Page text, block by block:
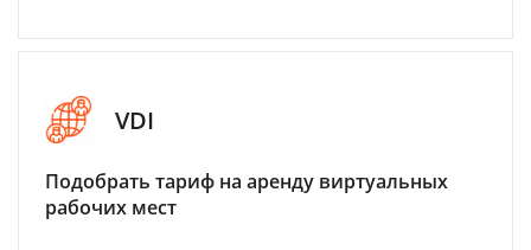
VDI
Подобрать тариф на аренду виртуальных
рабочих мест